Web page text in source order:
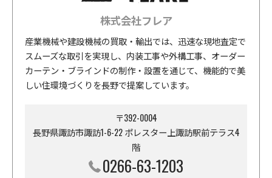
株式会社フレア
産業機械や建設機械の買取・輸出では、迅速な現地査定で
スムーズな取引を実現し、内装工事や外構工事、オーダー
カーテン・ブラインドの制作・設置を通じて、機能的で美
しい住環境づくりを長野で提案しています。
〒392-0004
長野県諏訪市諏訪1-6-22 ポレスター上諏訪駅前テラス4
階
0266-63-1203